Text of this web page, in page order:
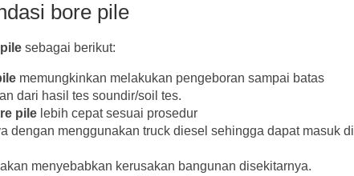
bore pile
sebagai berikut:
memungkinkan melakukan pengeboran sampai batas
dari hasil tes soundir/soil tes.
pile lebih cepat sesuai prosedur
dengan menggunakan truck diesel sehingga dapat masuk di
menyebabkan kerusakan bangunan disekitarnya.